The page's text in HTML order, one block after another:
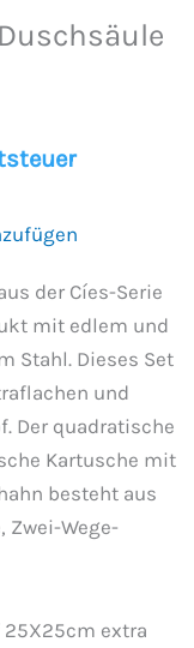
der Cíes-Serie
mit edlem und
Stahl. Dieses Set
und
Der quadratische
Kartusche mit
besteht aus
Wege-
extra